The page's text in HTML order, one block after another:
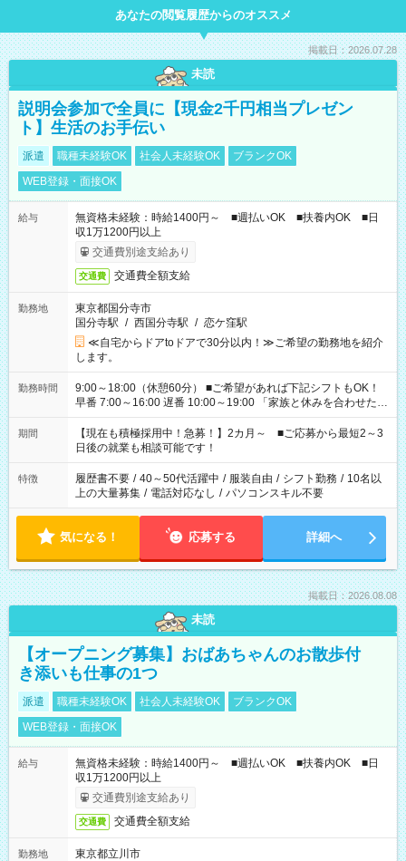
あなたの閲覧履歴からのオススメ
掲載日：2026.07.28
未読
説明会参加で全員に【現金2千円相当プレゼン
ト】生活のお手伝い
派遣 職種未経験OK 社会人未経験OK
ブランクOK
WEB登録・面接OK
給与
無資格未経験：時給1400円～ ■週払いOK ■扶養内OK ■日
収1万1200円以上
交通費別途支給あり
交通費 交通費全額支給
勤務地
東京都国分寺市
国分寺駅 / 西国分寺駅 / 恋ケ窪駅
≪自宅からドアtoドアで30分以内！≫ご希望の勤務地を紹介
します。
勤務時間
9:00～18:00（休憩60分） ■ご希望があれば下記シフトもOK！
早番 7:00～16:00 遅番 10:00～19:00 「家族と休みを合わせた
い」 「余裕を持って夕飯の準備がしたい」 「できれば残業はし
たくない」 など、ご希望を教えてくださいね。 ※Wワーク希望
の方へ 今ご覧のお仕事で希望する勤務時間と、もう1つのお仕事
の勤務時間。 合計で週40時間を超える場合は応募できません。
期間
【現在も積極採用中！急募！】2カ月～ ■ご応募から最短2～3
日後の就業も相談可能です！
特徴 履歴書不要 / 40～50代活躍中 / 服装自由 / シフト勤務 / 10名以
上の大量募集 / 電話対応なし / パソコンスキル不要
気になる！ 応募する 詳細へ
掲載日：2026.08.08
未読
【オープニング募集】おばあちゃんのお散歩付
き添いも仕事の1つ
派遣 職種未経験OK 社会人未経験OK
ブランクOK
WEB登録・面接OK
給与
無資格未経験：時給1400円～ ■週払いOK ■扶養内OK ■日
収1万1200円以上
交通費別途支給あり
交通費 交通費全額支給
勤務地
東京都立川市